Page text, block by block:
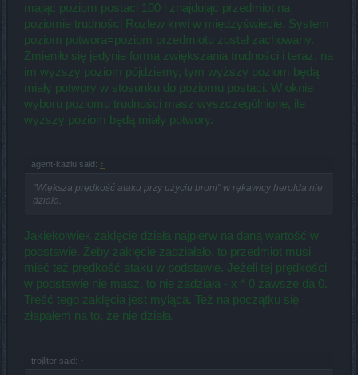
mając poziom postaci 100 i znajdując przedmiot na
poziomie trudności Rozlew krwi w międzyświecie. System
poziom potwora=poziom przedmiotu został zachowany.
Zmieniło się jedynie forma zwiększania trudności i teraz, na
im wyższy poziom pójdziemy, tym wyższy poziom będą
miały potwory w stosunku do poziomu postaci. W oknie
wyboru poziomu trudności masz wyszczególnione, ile
wyższy poziom będą miały potwory.
agent-kaziu said: ↑
"Większa prędkość ataku przy użyciu broni" w rękawicy herolda nie
działa.
Jakiekolwiek zaklęcie działa najpierw na daną wartość w
podstawie. Żeby zaklęcie zadziałało, to przedmiot musi
mieć też prędkość ataku w podstawie. Jeżeli tej prędkości
w podstawie nie masz, to nie zadziała - x * 0 zawsze da 0.
Treść tego zaklęcia jest myląca. Też na początku się
złapałem na to, że nie działa.
trojliter said: ↑